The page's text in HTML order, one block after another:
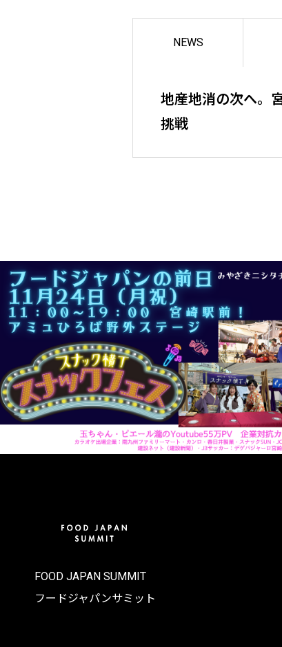
NEWS
地産地消の次へ。
挑戦
FOOD JAPAN SUMMIT
フードジャパンサミット